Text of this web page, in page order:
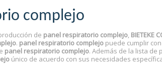
complejo
de panel respiratorio complejo, BIETEKE
. panel respiratorio complejo puede cumplir
panel respiratorio complejo. Además de la lista
único de acuerdo con sus necesidades